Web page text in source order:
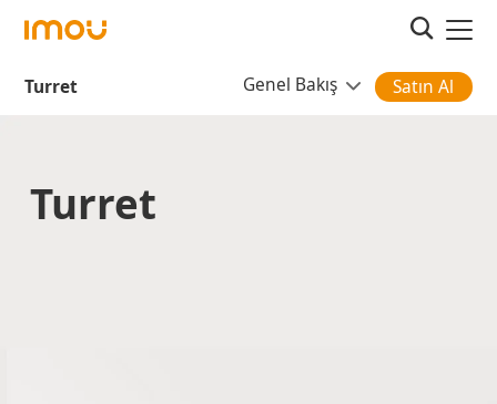
Turret Genel Bakış Satın Al
Turret